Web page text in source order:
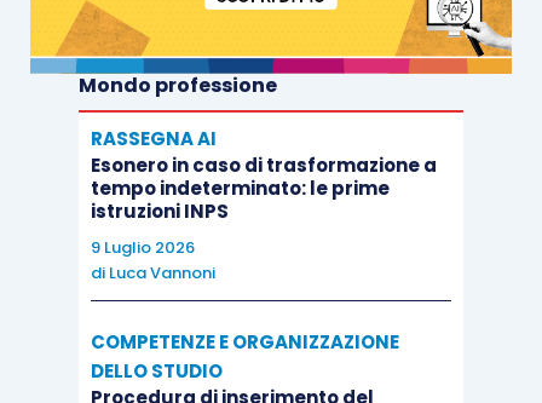
Mondo professione
RASSEGNA AI
Esonero in caso di trasformazione a
tempo indeterminato: le prime
istruzioni INPS
9 Luglio 2026
di Luca Vannoni
COMPETENZE E ORGANIZZAZIONE
DELLO STUDIO
Procedura di inserimento del